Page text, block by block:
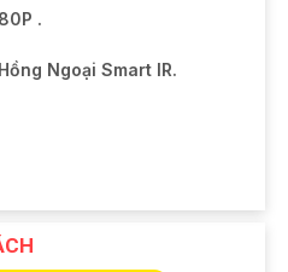
.
Ngoại Smart IR.